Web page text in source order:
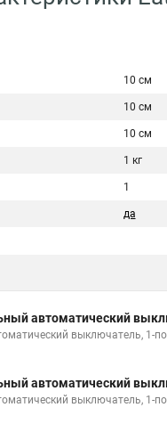
10 см
10 см
10 см
1 кг
1
да
автоматический
выключатель, 1-
автоматический
выключатель, 1-